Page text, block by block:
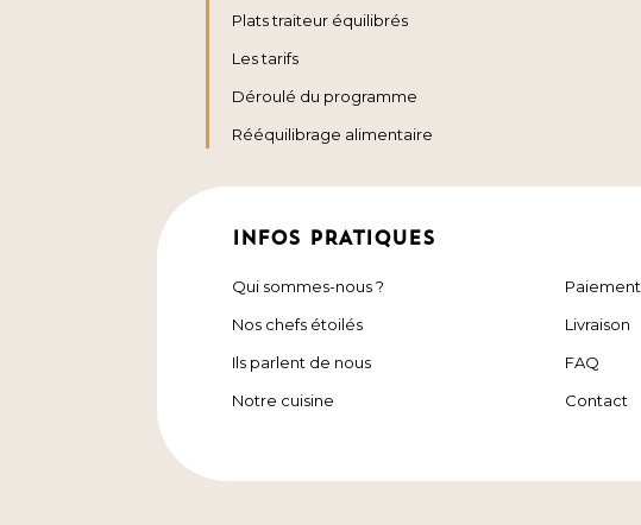
Plats traiteur équilibrés
Les tarifs
Déroulé du programme
Rééquilibrage alimentaire
INFOS PRATIQUES
Qui sommes-nous ?
Nos chefs étoilés
Ils parlent de nous
Notre cuisine
Paiement
Livraison
FAQ
Contact